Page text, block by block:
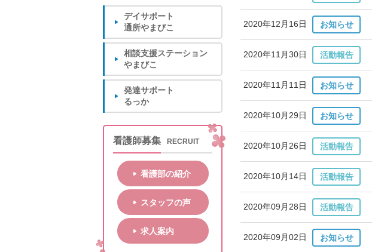
2020年12月16日 お知らせ
2020年11月30日 活動報告
2020年11月11日 お知らせ
2020年10月29日 お知らせ
2020年10月26日 活動報告
2020年10月14日 活動報告
2020年09月28日 活動報告
2020年09月02日 お知らせ
デイサポート
通所やまびこ
相談支援ステーション
やまびこ
発達サポート
るっか
看護師募集 RECRUIT
看護部の紹介
スタッフの声
求人案内